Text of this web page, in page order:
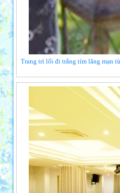
Trang trí lối đi trắng tím lãng mạn